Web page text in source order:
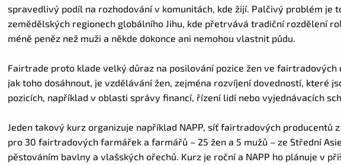
spravedlivý podíl na rozhodování v komunitách, kde žijí. Palčivý problém je
zemědělských regionech globálního Jihu, kde přetrvává tradiční rozdělení
méně peněz než muži a někde dokonce ani nemohou vlastnit půdu.
Fairtrade proto klade velký důraz na posilování pozice žen ve fairtradových
jak toho dosáhnout, je vzdělávání žen, zejména rozvíjení dovedností, které
pozicích, například v oblasti správy financí, řízení lidí nebo vyjednávacích
Jeden takový kurz organizuje například NAPP, síť fairtradových producentů
pro 30 fairtradových farmářek a farmářů – 25 žen a 5 mužů – ze Střední
pěstováním bavlny a vlašských ořechů. Kurz je roční a NAPP ho plánuje v